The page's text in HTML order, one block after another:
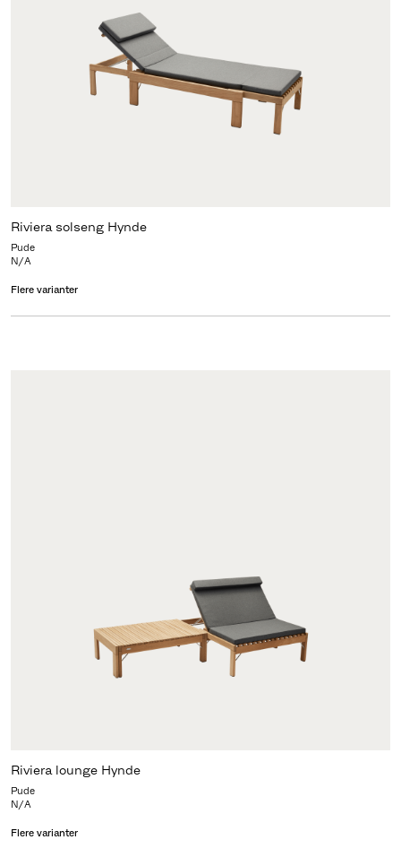
Riviera solseng Hynde
Pude
N/A
Flere varianter
Riviera lounge Hynde
Pude
N/A
Flere varianter